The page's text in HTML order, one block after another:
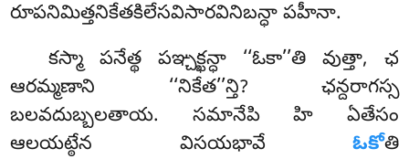
రూపనిమిత్తనికేతకిలేసవిసారవినిబన్ధా పహీనా.
కస్మా పనేత్థ పఞ్చక్ఖన్ధా ‘‘ఓకా’’తి వుత్తా, ఛ
ఆరమ్మణాని ‘‘నికేత’’న్తి? ఛన్దరాగస్స
బలవదుబ్బలతాయ. సమానేపి హి ఏతేసం
ఆలయట్ఠేన విసయభావే ఓకోతి